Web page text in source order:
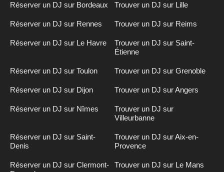
Réserver un DJ sur Bordeaux Trouver un DJ sur Lille
Réserver un DJ sur Rennes Trouver un DJ sur Reims
Réserver un DJ sur Le Havre
Trouver un DJ sur Saint-
Étienne
Réserver un DJ sur Toulon Trouver un DJ sur Grenoble
Réserver un DJ sur Dijon Trouver un DJ sur Angers
Réserver un DJ sur Nîmes
Trouver un DJ sur
Villeurbanne
Réserver un DJ sur Saint-
Denis
Trouver un DJ sur Aix-en-
Provence
Réserver un DJ sur Clermont-
Trouver un DJ sur Le Mans